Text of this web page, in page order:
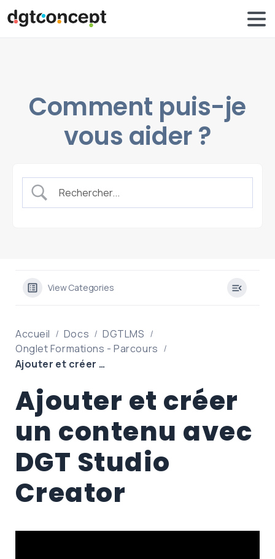
Comment puis-je
vous aider ?
View Categories
Accueil Docs
DGTLMS
Onglet Formations - Parcours
Ajouter et créer un contenu avec DGT Studio Creator
Ajouter et créer
un contenu avec
DGT Studio
Creator